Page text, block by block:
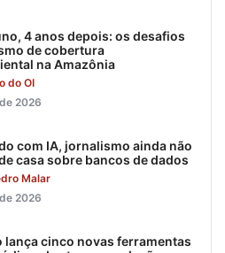
4 anos depois: os desafios
de cobertura
na Amazônia
do OI
2026
com IA, jornalismo ainda não
casa sobre bancos de dados
Malar
2026
lança cinco novas ferramentas